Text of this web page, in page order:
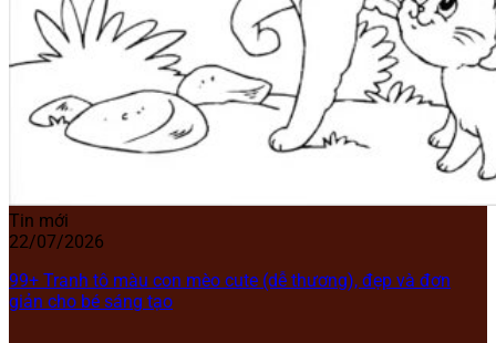
Tin mới
22/07/2026
99+ Tranh tô màu con mèo cute (dễ thương), đẹp và đơn
giản cho bé sáng tạo